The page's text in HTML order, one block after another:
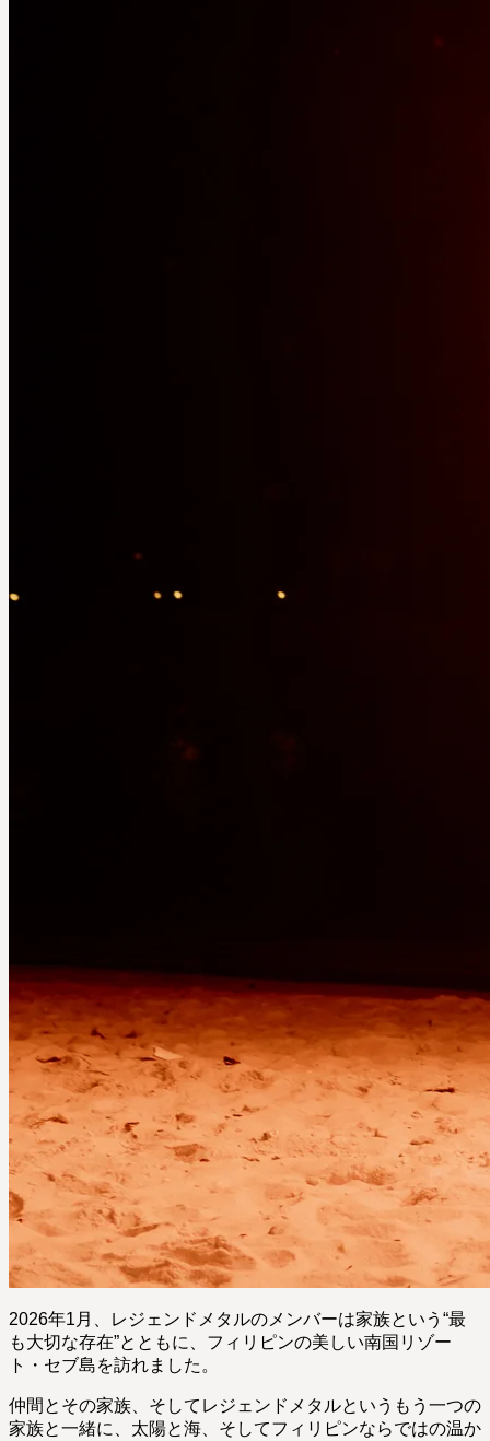
2026年1月、レジェンドメタルのメンバーは家族という“最
も大切な存在”とともに、フィリピンの美しい南国リゾー
ト・セブ島を訪れました。
仲間とその家族、そしてレジェンドメタルというもう一つの
家族と一緒に、太陽と海、そしてフィリピンならではの温か